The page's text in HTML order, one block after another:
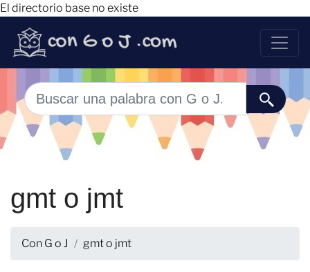
El directorio base no existe
gmt o jmt
Con G o J gmt o jmt